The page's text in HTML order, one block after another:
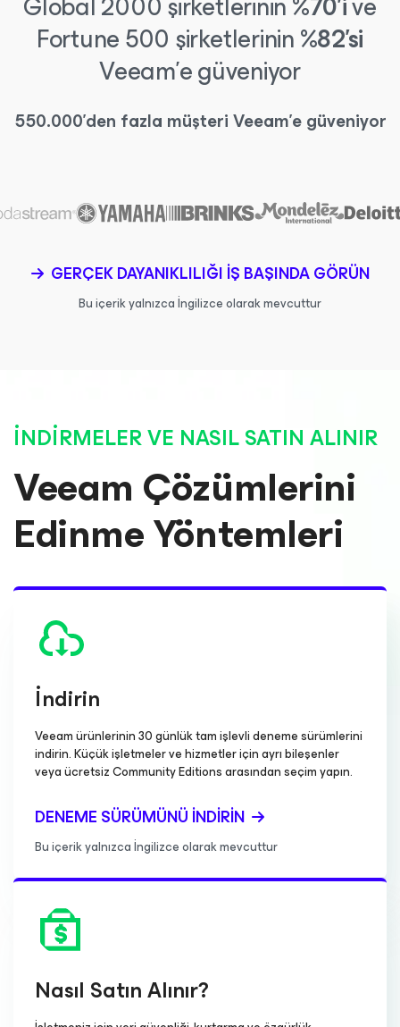
Fortune 500 şirketlerinin%82'si
Veeam'e güveniyor
550.000'den fazla müşteri Veeam'e güveniyor
GERÇEK DAYANIKLILIĞI IŞ BAŞINDA GÖRÜN
Bu içerik yalnızca İngilizce olarak mevcuttur
İNDIRMELER VE NASIL SATIN ALINIR
Veeam Çözümlerini
Edinme Yöntemleri
İndirin
Veeam ürünlerinin 30 günlük tam işlevli deneme sürümlerini
indirin. Küçük işletmeler ve hizmetler için ayrı bileşenler
veya ücretsiz Community Editions arasından seçim yapın.
DENEME SÜRÜMÜNÜ İNDIRIN
Bu içerik yalnızca İngilizce olarak mevcuttur
Nasıl Satın Alınır?